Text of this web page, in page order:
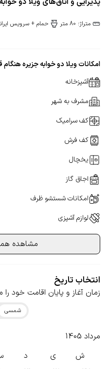
متراژ: 80 متر حمام + سرویس
امکانات ویلا دو خوابه جزیره
آشپزخانه
مشرف به شهر
کف سرامیک
کف فرش
یخچال
اجاق گاز
امکانات شستشو ظرف
لوازم آشپزی
مشاهده همه 17
انتخاب تاریخ
زمان آغاز و پایان اقامت خود
شمسی
مرداد 1405
ش
ی د